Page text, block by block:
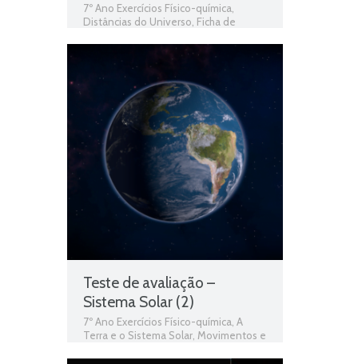
7º Ano Exercícios Físico-química
Distâncias do Universo Ficha de
Teste de avaliação –
Sistema Solar (2)
7º Ano Exercícios Físico-química, A
Terra e o Sistema Solar, Movimentos e